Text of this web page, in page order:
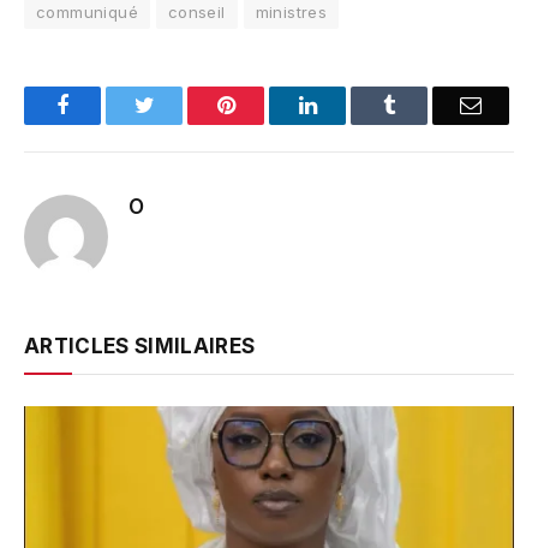
communiqué conseil ministres
FacebookTwitter Pinterest LinkedInTumblr Email
O
ARTICLES SIMILAIRES